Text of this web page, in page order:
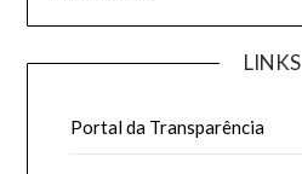
LINKS
Portal da Transparência